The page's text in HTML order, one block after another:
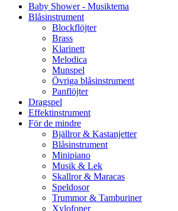
Baby Shower - Musiktema
Blåsinstrument
Blockflöjter
Brass
Klarinett
Melodica
Munspel
Övriga blåsinstrument
Panflöjter
Dragspel
Effektinstrument
För de mindre
Bjällror & Kastanjetter
Blåsinstrument
Minipiano
Musik & Lek
Skallror & Maracas
Speldosor
Trummor & Tamburiner
Xylofoner